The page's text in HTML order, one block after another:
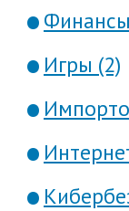
Игры (2)